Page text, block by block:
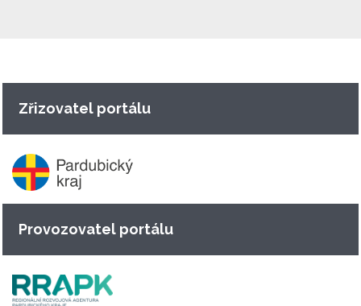
Zřizovatel portálu
Provozovatel portálu